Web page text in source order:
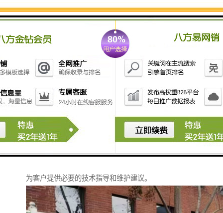
重为客户提供个性化定制服务。
从初步方案设计到产品生产安装，我们的专业团队会全
程参与，根据客户的具体要求提供较合适的解决方案。
无论是特殊尺寸的需求，还是特定功能的要求，我们都
能通过灵活的生产体系及时响应，确保产品完全符合工
程需要。
在长期的发展过程中，我们积累了丰富的项目经验，形
成了完善的服务体系。
从前期咨询到后期维护，我们始终坚持以客户需求为导
为客户提供必要的技术指导和维护建议。